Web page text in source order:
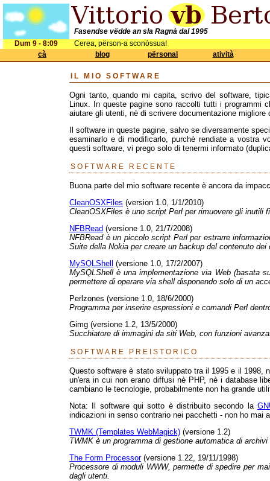
Fasendse vëdde an sla Ragnà dal 1995
Dum 9 - 8:09
Cerea, përson-a sconòssua!
cà
blog përsonal atività
IL MIO SOFTWARE
Ogni tanto, quando mi capita, scrivo del software,
Linux. In queste pagine sono raccolti tutti i programmi
aiutare gli utenti, nè di scrivere documentazione
Il software in queste pagine, salvo se diversamente
esaminarlo e di modificarlo, purchè rendiate a vostra
questi software, vi prego solo di tenermi informato
SOFTWARE RECENTE
Buona parte del mio software recente è ancora da
CleanOSXFiles (version 1.0, 1/1/2010)
CleanOSXFiles è uno script Perl per rimuovere gli
NFBRead (versione 1.0, 21/7/2008)
NFBRead è un piccolo script Perl per estrarre
Suite della Nokia per creare un backup del contenuto dei
MySQLShell
(versione 1.0, 17/2/2007)
MySQLShell è una implementazione via Web (basata
permettere di operare via shell disponendo solo di un
Perlzones (versione 1.0, 18/6/2000)
Programma per inserire espressioni e comandi Perl
Gimg (versione 1.2, 13/5/2000)
Succhiatore di immagini da siti Web, con funzioni
SOFTWARE PREISTORICO
Questo software è stato sviluppato tra il 1995 e il 1998,
un'era in cui non erano diffusi nè PHP, nè i database
cambiano le tecnologie, probabilmente non ha grande
Nota: Il software qui sotto è distribuito secondo la
indicazioni in senso contrario nei pacchetti - non ho mai
TWMK (Templates WebMagick) (versione 1.2)
TWMK è un programma di gestione automatica di
The Form Processor(versione 1.22, 19/11/1998)
Processore di moduli WWW, permette di spedire per
dagli utenti.